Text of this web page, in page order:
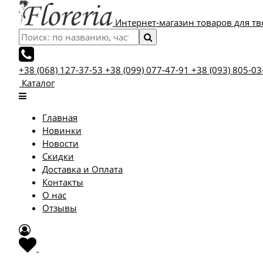
Интернет-магазин товаров для
+38 (068) 127-37-53 +38 (099) 077-47-91 +38 (093) 805-
Каталог
Главная
Новинки
Новости
Скидки
Доставка и Оплата
Контакты
О нас
Отзывы